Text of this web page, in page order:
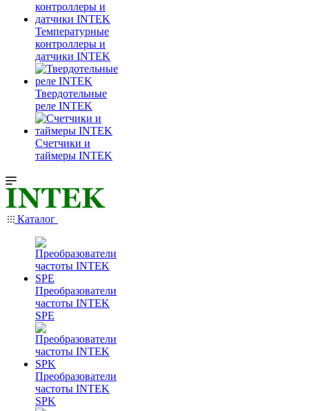
Температурные
контроллеры и
датчики INTEK
Твердотельные
реле INTEK
Счетчики и
таймеры INTEK
Каталог
Преобразователи
частоты INTEK
SPE
Преобразователи
частоты INTEK
SPK